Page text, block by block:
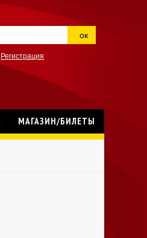
ок
Регистрация
МАГАЗИН/БИЛЕТЫ